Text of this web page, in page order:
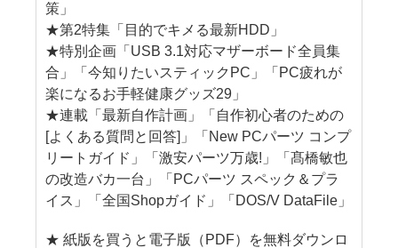
策」
★第2特集「目的でキメる最新HDD」
★特別企画「USB 3.1対応マザーボード全員集
合」「今知りたいスティックPC」「PC疲れが
楽になるお手軽健康グッズ29」
★連載「最新自作計画」「自作初心者のための
[よくある質問と回答]」「New PCパーツ コンプ
リートガイド」「激安パーツ万歳!」「髙橋敏也
の改造バカ一台」「PCパーツ スペック＆プラ
イス」「全国Shopガイド」「DOS/V DataFile」
★ 紙版を買うと電子版（PDF）を無料ダウンロ